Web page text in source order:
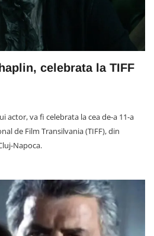
celebrata la TIFF
actor, va fi celebrata la cea de-a 11-a
de Film Transilvania (TIFF), din
Napoca.